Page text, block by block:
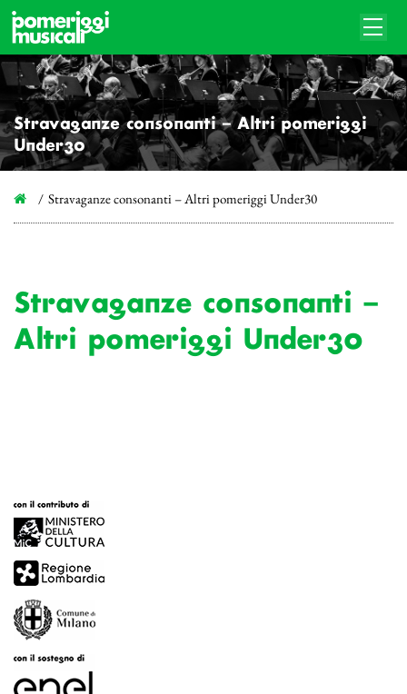
Stravaganze consonanti – Altri pomeriggi
Under30
Stravaganze consonanti – Altri pomeriggi Under30
Stravaganze consonanti –
Altri pomeriggi Under30